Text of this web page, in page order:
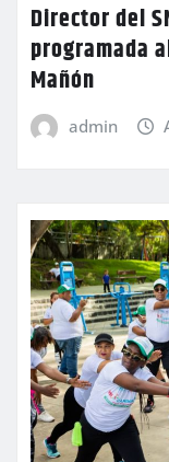
Director del
programada
Mañón
admin